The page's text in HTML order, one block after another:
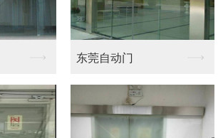
东莞自动门